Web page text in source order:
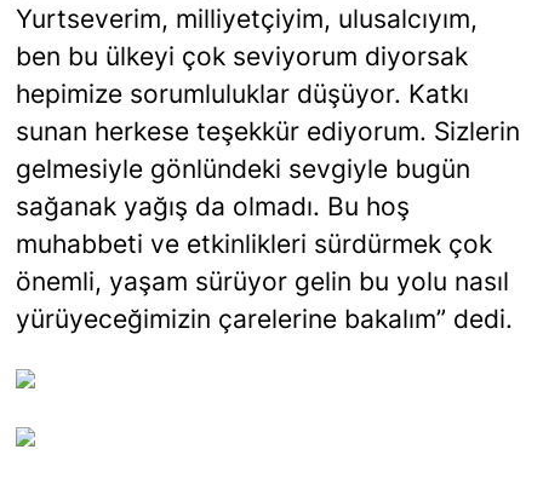
Yurtseverim, milliyetçiyim, ulusalcıyım,
ben bu ülkeyi çok seviyorum diyorsak
hepimize sorumluluklar düşüyor. Katkı
sunan herkese teşekkür ediyorum. Sizlerin
gelmesiyle gönlündeki sevgiyle bugün
sağanak yağış da olmadı. Bu hoş
muhabbeti ve etkinlikleri sürdürmek çok
önemli, yaşam sürüyor gelin bu yolu nasıl
yürüyeceğimizin çarelerine bakalım” dedi.